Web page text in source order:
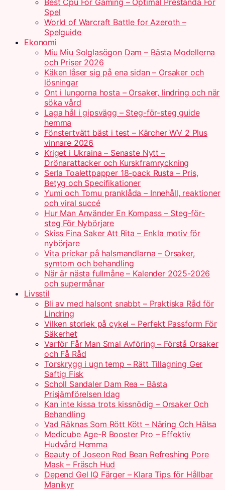
Best Cpu For Gaming – Optimal Prestanda För
Spel
World of Warcraft Battle for Azeroth –
Spelguide
Ekonomi
Miu Miu Solglasögon Dam – Bästa Modellerna
och Priser 2026
Käken låser sig på ena sidan – Orsaker och
lösningar
Ont i lungorna hosta – Orsaker, lindring och när
söka vård
Laga hål i gipsvägg – Steg-för-steg guide
hemma
Fönstertvätt bäst i test – Kärcher WV 2 Plus
vinnare 2026
Kriget i Ukraina – Senaste Nytt –
Drönarattacker och Kurskframryckning
Serla Toalettpapper 18-pack Rusta – Pris,
Betyg och Specifikationer
Yumi och Tomu pranklåda – Innehåll, reaktioner
och viral succé
Hur Man Använder En Kompass – Steg-för-
steg För Nybörjare
Skiss Fina Saker Att Rita – Enkla motiv för
nybörjare
Vita prickar på halsmandlarna – Orsaker,
symtom och behandling
När är nästa fullmåne – Kalender 2025-2026
och supermånar
Livsstil
Bli av med halsont snabbt – Praktiska Råd för
Lindring
Vilken storlek på cykel – Perfekt Passform För
Säkerhet
Varför Får Man Smal Avföring – Förstå Orsaker
och Få Råd
Torskrygg i ugn temp – Rätt Tillagning Ger
Saftig Fisk
Scholl Sandaler Dam Rea – Bästa
Prisjämförelsen Idag
Kan inte kissa trots kissnödig – Orsaker Och
Behandling
Vad Räknas Som Rött Kött – Näring Och Hälsa
Medicube Age-R Booster Pro – Effektiv
Hudvård Hemma
Beauty of Joseon Red Bean Refreshing Pore
Mask – Fräsch Hud
Depend Gel IQ Färger – Klara Tips för Hållbar
Manikyr